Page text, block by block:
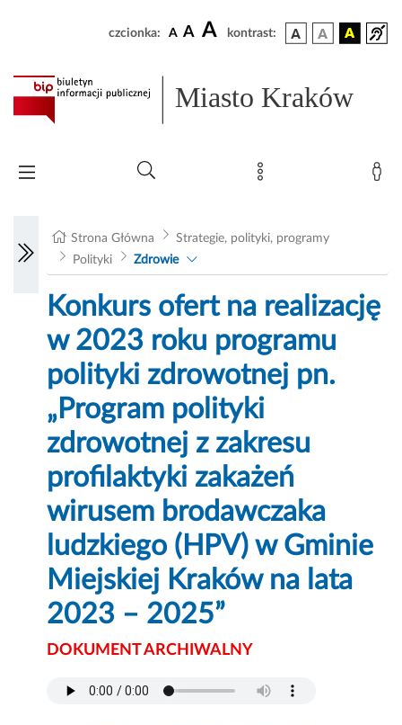
czcionka: A A A kontrast:
Miasto Kraków
Strona Główna
Strategie, polityki, programy
Polityki
Zdrowie
Konkurs ofert na realizację
w 2023 roku programu
polityki zdrowotnej pn.
„Program polityki
zdrowotnej z zakresu
profilaktyki zakażeń
wirusem brodawczaka
ludzkiego (HPV) w Gminie
Miejskiej Kraków na lata
2023 – 2025”
DOKUMENT ARCHIWALNY